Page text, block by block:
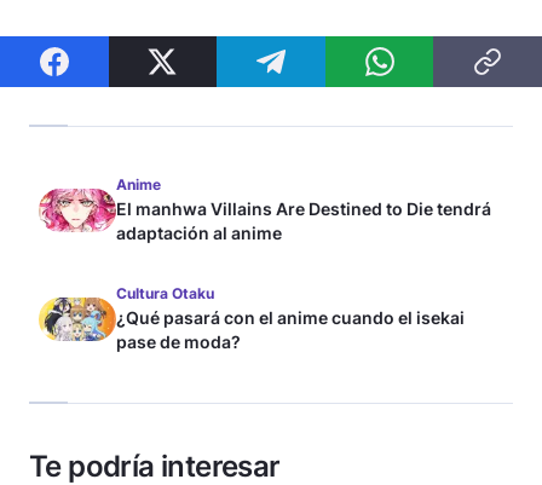
Anime
El manhwa Villains Are Destined to Die tendrá
adaptación al anime
Cultura Otaku
¿Qué pasará con el anime cuando el isekai
pase de moda?
Te podría interesar